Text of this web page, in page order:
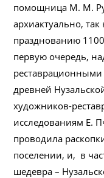
помощница М. М.
архиактуально, так
празднованию
первую очередь,
реставрационными
древней
художников-
исследованиям Е.
проводила
поселении, и, в
шедевра –